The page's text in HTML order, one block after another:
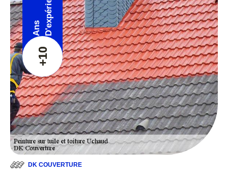
+10
Ans
DK COUVERTURE